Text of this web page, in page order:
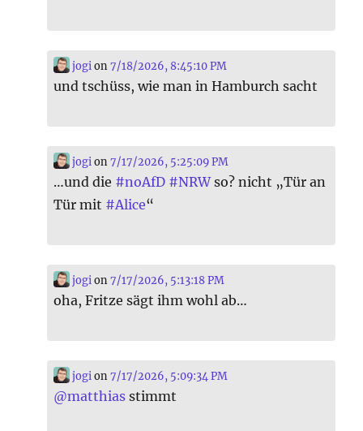
jogi on7/18/2026, 8:45:10 PM
und tschüss, wie man in Hamburch sacht
jogi on7/17/2026, 5:25:09 PM
…und die #noAfD #NRWso? nicht „Tür an
Tür mit #Alice“
jogi on7/17/2026, 5:13:18 PM
oha, Fritze sägt ihm wohl ab…
jogi on7/17/2026, 5:09:34 PM
@matthias stimmt